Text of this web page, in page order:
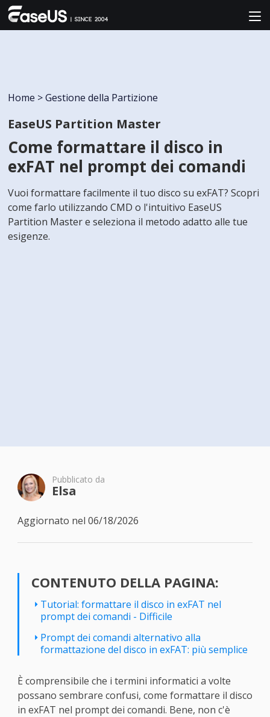
Home > Gestione della Partizione
EaseUS Partition Master
Come formattare il disco in
exFAT nel prompt dei comandi
Vuoi formattare facilmente il tuo disco su exFAT? Scopri
come farlo utilizzando CMD o l'intuitivo EaseUS
Partition Master e seleziona il metodo adatto alle tue
esigenze.
Pubblicato da
Elsa
Aggiornato nel 06/18/2026
CONTENUTO DELLA PAGINA:
Tutorial: formattare il disco in exFAT nel
prompt dei comandi - Difficile
Prompt dei comandi alternativo alla
formattazione del disco in exFAT: più semplice
È comprensibile che i termini informatici a volte
possano sembrare confusi, come formattare il disco
in exFAT nel prompt dei comandi. Bene, non c'è